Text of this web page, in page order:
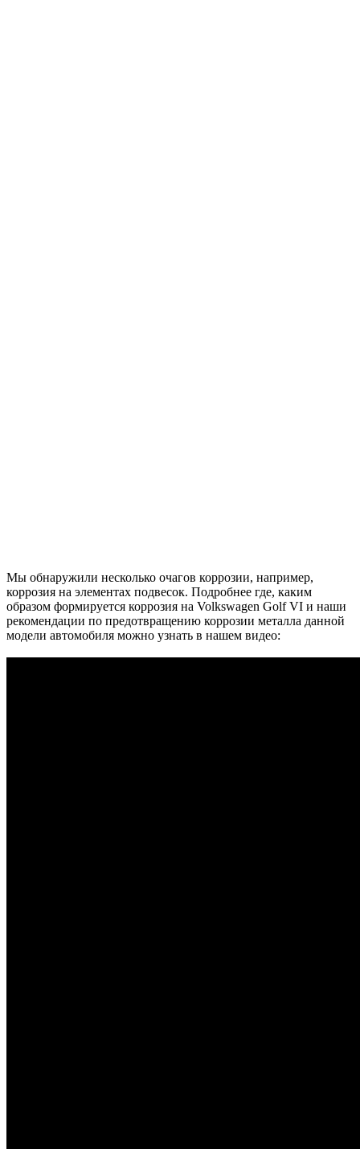
Мы обнаружили несколько очагов коррозии, например,
коррозия на элементах подвесок. Подробнее где, каким
образом формируется коррозия на Volkswagen Golf VI и наши
рекомендации по предотвращению коррозии металла данной
модели автомобиля можно узнать в нашем видео: